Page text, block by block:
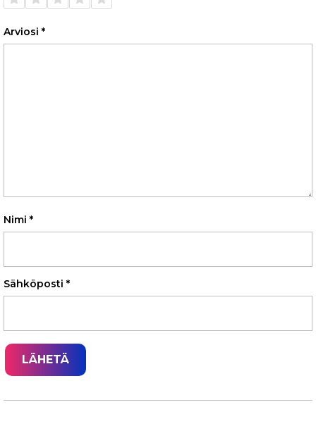
tähteätähteätähteätähteätähteä
Arviosi *
Nimi *
Sähköposti *